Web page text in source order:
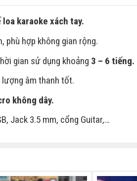
loa karaoke xách tay.
phù hợp không gian rộng.
gian sử dụng khoảng 3 – 6 tiếng.
âm thanh tốt.
không dây.
Jack 3.5 mm, cổng Guitar,…